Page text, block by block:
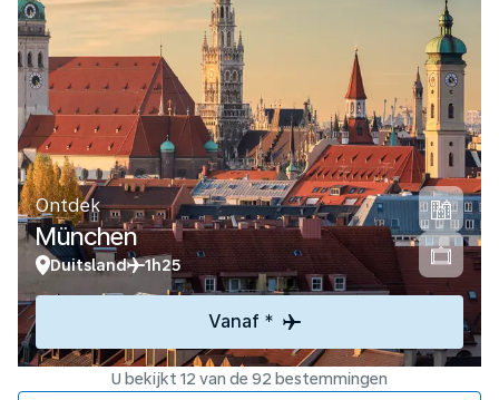
Ontdek
München
Duitsland 1h25
Vanaf *
U bekijkt 12 van de 92 bestemmingen